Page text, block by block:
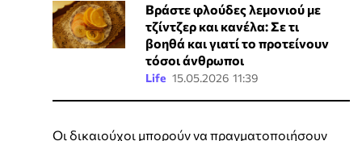
Βράστε φλούδες λεμονιού με
τζίντζερ και κανέλα: Σε τι
βοηθά και γιατί το προτείνουν
τόσοι άνθρωποι
Life 15.05.2026 11:39
Οι δικαιούχοι μπορούν να πραγματοποιήσουν